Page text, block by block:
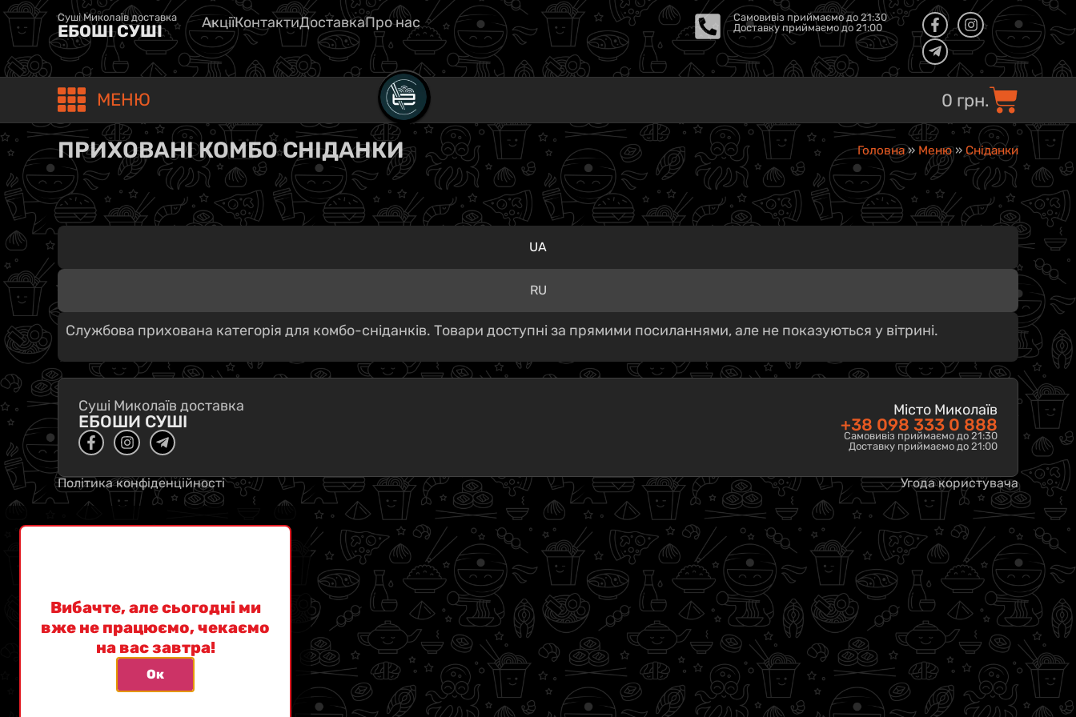
Суші Миколаїв доставка
ЕБОШІ СУШІ АкціїКонтактиДоставкаПро нас
Самовивіз приймаємо до 21:30
Доставку приймаємо до 21:00
МЕНЮ 0 грн.
ПРИХОВАНІ КОМБО СНІДАНКИ Головна» Меню»Сніданки
UA
RU
Службова прихована категорія для комбо-сніданків. Товари доступні за прямими посиланнями, але не показуються у вітрині.
Суші Миколаїв доставка
ЕБОШИ СУШІ
Місто Миколаїв
+38 098 333 0 888
Самовивіз приймаємо до 21:30
Доставку приймаємо до 21:00
Політика конфіденційності Угода користувача
Вибачте, але сьогодні ми
вже не працюємо, чекаємо
на вас завтра!
Ок